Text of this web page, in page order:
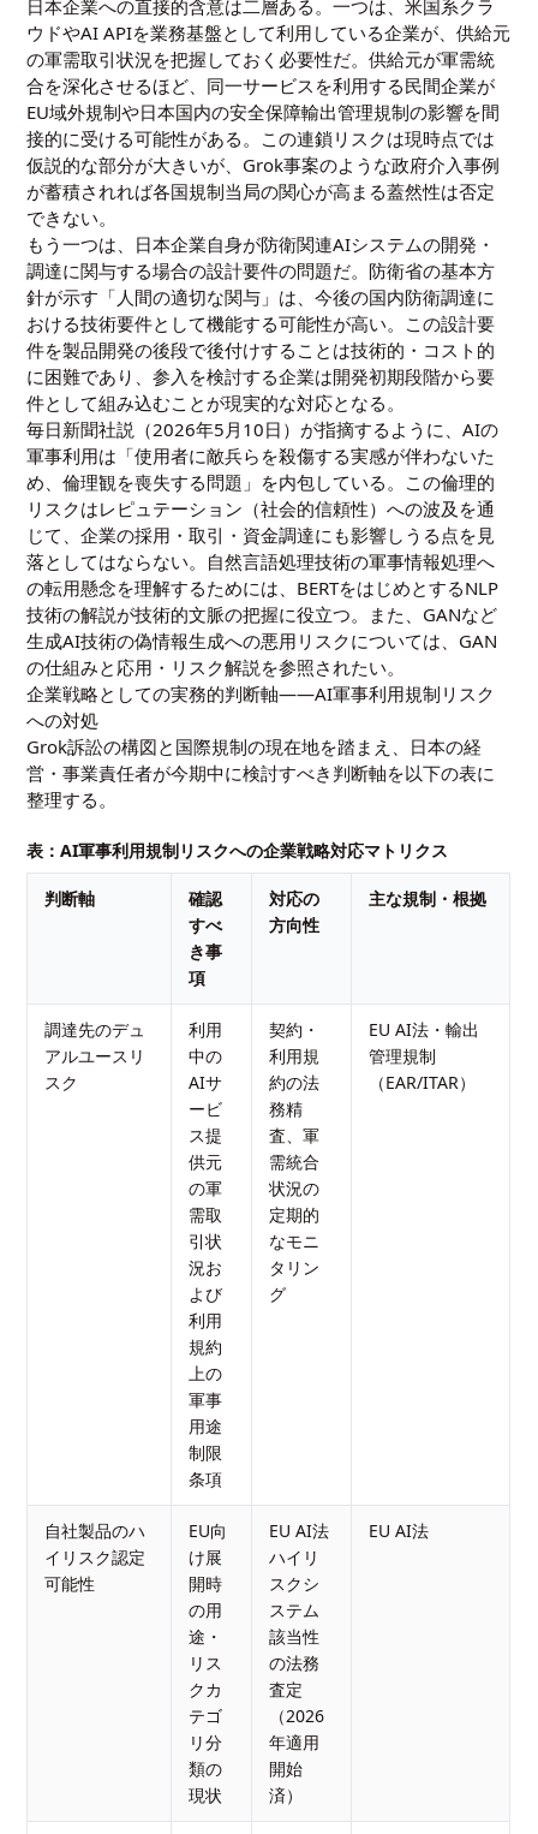
日本企業への直接的含意は二層ある。一つは、米国系クラ
ウドやAI APIを業務基盤として利用している企業が、供給元
の軍需取引状況を把握しておく必要性だ。供給元が軍需統
合を深化させるほど、同一サービスを利用する民間企業が
EU域外規制や日本国内の安全保障輸出管理規制の影響を間
接的に受ける可能性がある。この連鎖リスクは現時点では
仮説的な部分が大きいが、Grok事案のような政府介入事例
が蓄積されれば各国規制当局の関心が高まる蓋然性は否定
できない。
もう一つは、日本企業自身が防衛関連AIシステムの開発・
調達に関与する場合の設計要件の問題だ。防衛省の基本方
針が示す「人間の適切な関与」は、今後の国内防衛調達に
おける技術要件として機能する可能性が高い。この設計要
件を製品開発の後段で後付けすることは技術的・コスト的
に困難であり、参入を検討する企業は開発初期段階から要
件として組み込むことが現実的な対応となる。
毎日新聞社説（2026年5月10日）が指摘するように、AIの
軍事利用は「使用者に敵兵らを殺傷する実感が伴わないた
め、倫理観を喪失する問題」を内包している。この倫理的
リスクはレピュテーション（社会的信頼性）への波及を通
じて、企業の採用・取引・資金調達にも影響しうる点を見
落としてはならない。自然言語処理技術の軍事情報処理へ
の転用懸念を理解するためには、 BERTをはじめとするNLP
技術の解説が技術的文脈の把握に役立つ。また、GANなど
生成AI技術の偽情報生成への悪用リスクについては、 GAN
の仕組みと応用・リスク解説を参照されたい。
企業戦略としての実務的判断軸——AI軍事利用規制リスク
への対処
Grok訴訟の構図と国際規制の現在地を踏まえ、日本の経
営・事業責任者が今期中に検討すべき判断軸を以下の表に
整理する。
表：AI軍事利用規制リスクへの企業戦略対応マトリクス
判断軸
確認
すべ
き事
項
対応の
方向性
主な規制・根拠
調達先のデュ
アルユースリ
スク
利用
中の
AIサ
ービ
ス提
供元
の軍
需取
引状
況お
よび
利用
規約
上の
軍事
用途
制限
条項
契約・
利用規
約の法
務精
査、軍
需統合
状況の
定期的
なモニ
タリン
グ
EU AI法・輸出
管理規制
（EAR/ITAR）
自社製品のハ
イリスク認定
可能性
EU向
け展
開時
の用
途・
リス
クカ
テゴ
リ分
類の
現状
EU AI法
ハイリ
スクシ
ステム
該当性
の法務
査定
（2026
年適用
開始
済）
EU AI法